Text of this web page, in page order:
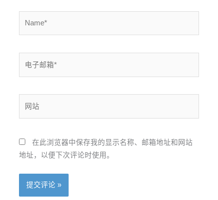
箱
在此浏览器中保存我的显示名称、邮箱地址和网站
地址，以便下次评论时使用。